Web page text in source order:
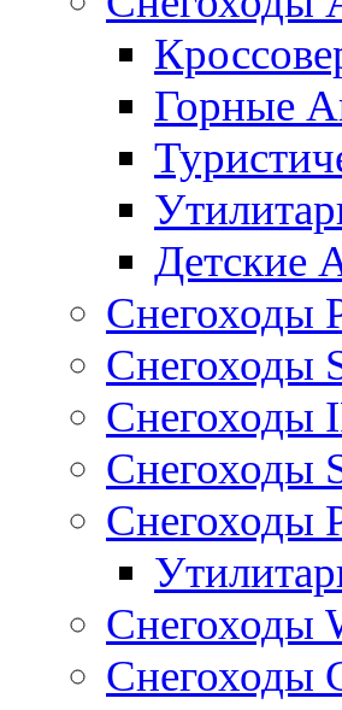
Горные
Детские
Снегоходы
Снегоходы
Снегоходы
Снегоходы
Cнегоходы
Снегоходы